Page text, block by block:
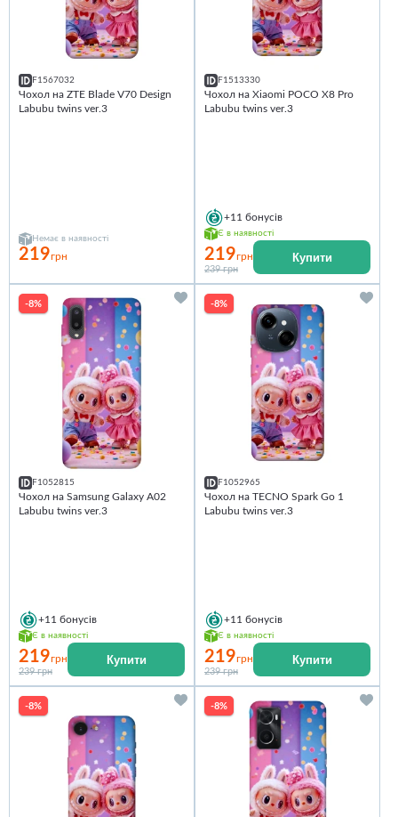
F1567032
Чохол на ZTE Blade V70 Design
Labubu twins ver.3
Немає в наявності
219грн
F1513330
Чохол на Xiaomi POCO X8 Pro
Labubu twins ver.3
+11 бонусів
Є в наявності
219грн
239 грн
Купити
-8%
F1052815
Чохол на Samsung Galaxy A02
Labubu twins ver.3
+11 бонусів
Є в наявності
219грн
239 грн
Купити
-8%
F1052965
Чохол на TECNO Spark Go 1
Labubu twins ver.3
+11 бонусів
Є в наявності
219грн
239 грн
Купити
-8% -8%